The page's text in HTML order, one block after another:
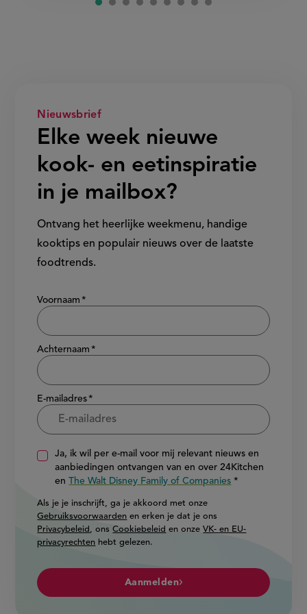
Nieuwsbrief
Elke week nieuwe
kook- en eetinspiratie
in je mailbox?
Ontvang het heerlijke weekmenu, handige
kooktips en populair nieuws over de laatste
foodtrends.
Show/hide
Voornaam
Achternaam
E-mailadres
Ja, ik wil per e-mail voor mij relevant nieuws en
aanbiedingen ontvangen van en over 24Kitchen
enThe Walt Disney Family of Companies
Als je je inschrijft, ga je akkoord met onze
Gebruiksvoorwaarden en erken je dat je ons
Privacybeleid , onsCookiebeleid en onzeVK- en EU-
privacyrechten hebt gelezen.
Aanmelden